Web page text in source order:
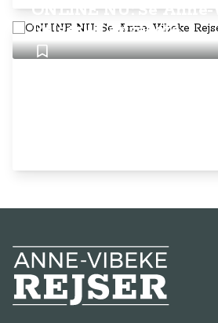
ONLINE NU: Se Anne-
Rejser - Lanzarote
Anne-Vibeke Rejser